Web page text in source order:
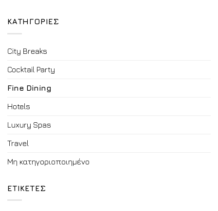
ΚΑΤΗΓΟΡΙΕΣ
City Breaks
Cocktail Party
Fine Dining
Hotels
Luxury Spas
Travel
Μη κατηγοριοποιημένο
ΕΤΙΚΕΤΕΣ